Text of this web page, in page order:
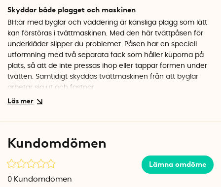
Skyddar både plagget och maskinen
BH:ar med byglar och vaddering är känsliga plagg som lätt
kan förstöras i tvättmaskinen. Med den här tvättpåsen för
underkläder slipper du problemet. Påsen har en speciell
utformning med två separata fack som håller kuporna på
plats, så att de inte pressas ihop eller tappar formen under
tvätten. Samtidigt skyddas tvättmaskinen från att byglar
arbetar sig ut och fastnar.
igenom vatten och tvättmedel så att plagget blir ordentligt
liten investering som förlänger livslängden på dina finare
underkläder betydligt.
Kundomdömen
Lämna omdöme
0 Kundomdömen